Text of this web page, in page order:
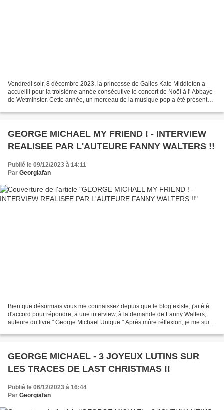
Vendredi soir, 8 décembre 2023, la princesse de Galles Kate Middleton a
accueilli pour la troisième année consécutive le concert de Noël à l' Abbaye
de Wetminster. Cette année, un morceau de la musique pop a été présenté
GEORGE MICHAEL MY FRIEND ! - INTERVIEW
REALISEE PAR L'AUTEURE FANNY WALTERS !!
Publié le 09/12/2023 à 14:11
Par Georgiafan
Bien que désormais vous me connaissez depuis que le blog existe, j'ai été
d'accord pour répondre, a une interview, à la demande de Fanny Walters,
auteure du livre " George Michael Unique " Après mûre réflexion, je me suis
GEORGE MICHAEL - 3 JOYEUX LUTINS SUR
LES TRACES DE LAST CHRISTMAS !!
Publié le 06/12/2023 à 16:44
Par Georgiafan